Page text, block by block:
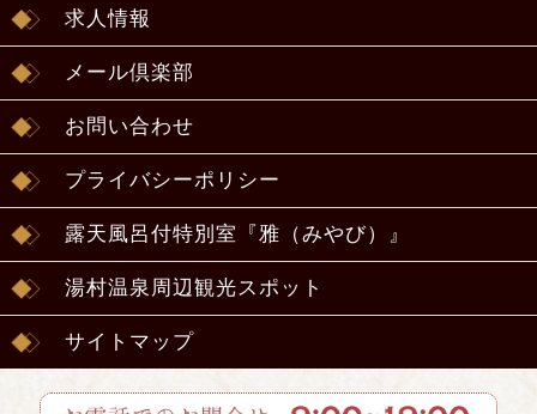
求人情報
メール倶楽部
お問い合わせ
プライバシーポリシー
露天風呂付特別室『雅（みやび）』
湯村温泉周辺観光スポット
サイトマップ